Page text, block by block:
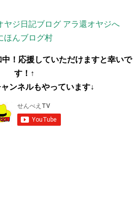
ほんブログ村
！応援していただけますと幸いで
す！↑
ンネルもやっています↓